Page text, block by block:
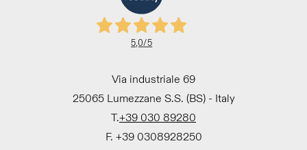
5,0/5
Via industriale 69
25065 Lumezzane S.S. (BS) - Italy
T.+39 030 89280
F. +39 0308928250